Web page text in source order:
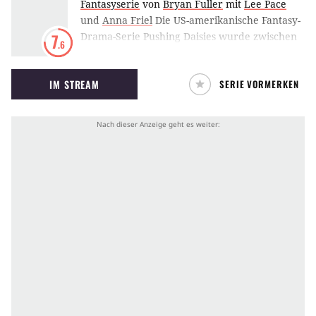
7.6
Fantasyserie von Bryan Fuller mit Lee Pace
und Anna Friel Die US-amerikanische Fantasy-
Drama-Serie Pushing Daisies wurde zwischen
Geschichte des romantischen Märchens dreht
sich um Ned (Lee Pace), der die besondere
Gabe besitzt, tote Menschen durch Berührung
eine Minute. Sollte er die entsprechende
IM STREAM SERIE VORMERKEN